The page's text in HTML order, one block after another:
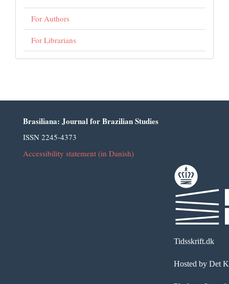
For Authors
For Librarians
Brasiliana: Journal for Brazilian Studies
ISSN 2245-4373
Accessibility statement (in Danish)